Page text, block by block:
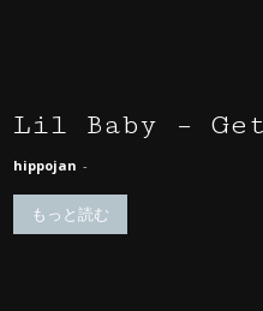
Lil Baby –
hippojan -
もっと読む